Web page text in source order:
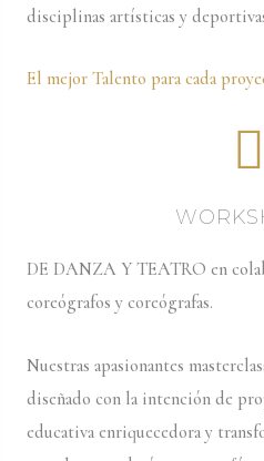
disciplinas artísticas y
El mejor Talento para cada
DE DANZA Y TEATRO en
coreógrafos y coreógrafas.
Nuestras apasionantes
diseñado con la intención de
educativa enriquecedora y